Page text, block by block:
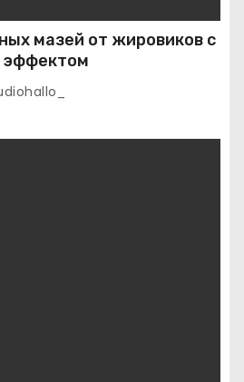
мазей от жировиков с